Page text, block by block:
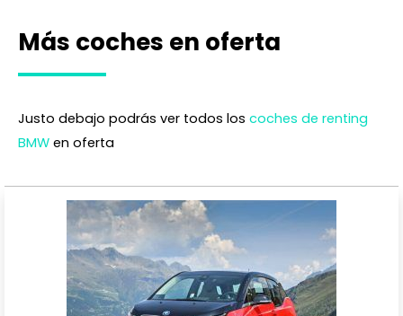
Más coches en oferta
Justo debajo podrás ver todos los coches de renting
BMW en oferta